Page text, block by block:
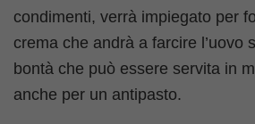
condimenti, verrà impiegato per
crema che andrà a farcire l’uovo
bontà che può essere servita in
anche per un antipasto.